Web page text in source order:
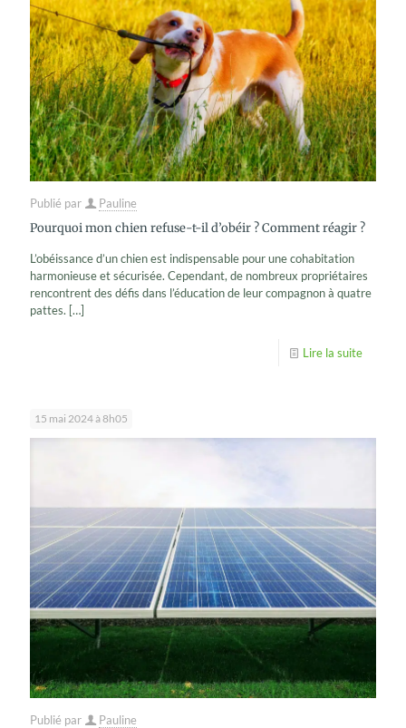
Publié par Pauline
Pourquoi mon chien refuse-t-il d’obéir ? Comment réagir ?
L’obéissance d’un chien est indispensable pour une cohabitation
harmonieuse et sécurisée. Cependant, de nombreux propriétaires
rencontrent des défis dans l’éducation de leur compagnon à quatre
pattes. […]
Lire la suite
15 mai 2024 à 8h05
Publié par Pauline